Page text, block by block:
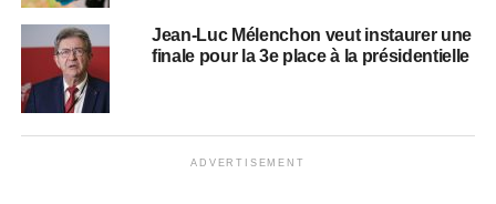
Jean-Luc Mélenchon veut instaurer une
finale pour la 3e place à la présidentielle
ADVERTISEMENT